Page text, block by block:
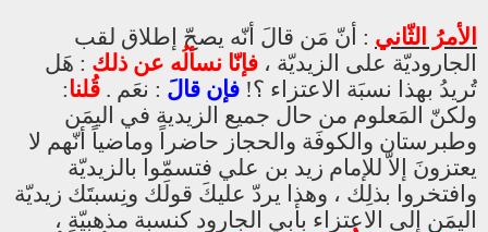
الأمرُ الثّاني : أنّ مَن قالَ أنّه يصحّ إطلاق لقب
الجاروديّة على الزيديّة ، فإنّا نسألُه عن ذلك : هَل
تُريدُ بهذا نسبَة الاعتزاء ؟! فإن قالَ : نعَم . قُلنا:
ولكنّ المَعلوم من حال جميع الزيدية في اليمَن
وطبرستان والكوفَة والحجاز حاضراً وماضياً أنّهم لا
يعتزونَ إلاّ للإمام زيد بن علي فتسمّوا بالزيديّة
وافتخروا بذلِك ، وهذا يردّ عليكَ قولَك ونِسبتَك زيديّة
اليمَن إلى الاعتزاء بأبي الجارود كنسبة مذهبيّة ،